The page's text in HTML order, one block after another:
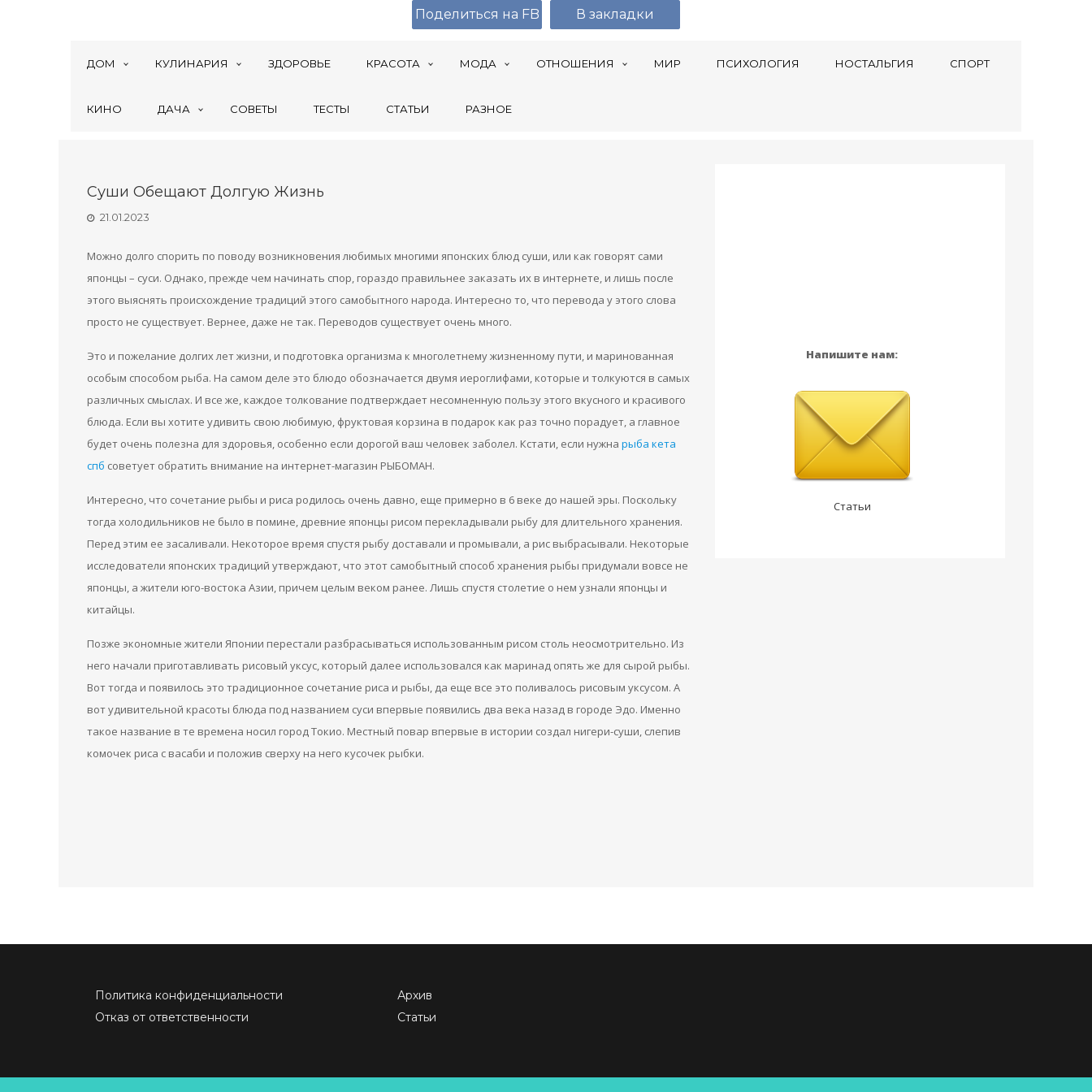
ДОМ КУЛИНАРИЯ ЗДОРОВЬЕ КРАСОТА МОДА ОТНОШЕНИЯ МИР ПСИХОЛОГИЯ НОСТАЛЬГИЯ СПОРТ
КИНО ДАЧА СОВЕТЫ ТЕСТЫ СТАТЬИ РАЗНОЕ
Суши Обещают Долгую Жизнь
21.01.2023
Можно долго спорить по поводу возникновения любимых многими японских блюд суши, или как говорят сами
японцы – суси. Однако, прежде чем начинать спор, гораздо правильнее заказать их в интернете, и лишь после
этого выяснять происхождение традиций этого самобытного народа. Интересно то, что перевода у этого слова
просто не существует. Вернее, даже не так. Переводов существует очень много.
Это и пожелание долгих лет жизни, и подготовка организма к многолетнему жизненному пути, и маринованная
особым способом рыба. На самом деле это блюдо обозначается двумя иероглифами, которые и толкуются в самых
различных смыслах. И все же, каждое толкование подтверждает несомненную пользу этого вкусного и красивого
блюда. Если вы хотите удивить свою любимую, фруктовая корзина в подарок как раз точно порадует, а главное
будет очень полезна для здоровья, особенно если дорогой ваш человек заболел. Кстати, если нужна рыба кета
спб советует обратить внимание на интернет-магазин РЫБОМАН.
Интересно, что сочетание рыбы и риса родилось очень давно, еще примерно в 6 веке до нашей эры. Поскольку
тогда холодильников не было в помине, древние японцы рисом перекладывали рыбу для длительного хранения.
Перед этим ее засаливали. Некоторое время спустя рыбу доставали и промывали, а рис выбрасывали. Некоторые
исследователи японских традиций утверждают, что этот самобытный способ хранения рыбы придумали вовсе не
японцы, а жители юго-востока Азии, причем целым веком ранее. Лишь спустя столетие о нем узнали японцы и
китайцы.
Позже экономные жители Японии перестали разбрасываться использованным рисом столь неосмотрительно. Из
него начали приготавливать рисовый уксус, который далее использовался как маринад опять же для сырой рыбы.
Вот тогда и появилось это традиционное сочетание риса и рыбы, да еще все это поливалось рисовым уксусом. А
вот удивительной красоты блюда под названием суси впервые появились два века назад в городе Эдо. Именно
такое название в те времена носил город Токио. Местный повар впервые в истории создал нигери-суши, слепив
комочек риса с васаби и положив сверху на него кусочек рыбки.
Напишите нам:
Статьи
Политика конфиденциальности
Отказ от ответственности
Архив
Статьи
Поделиться на FB В закладки